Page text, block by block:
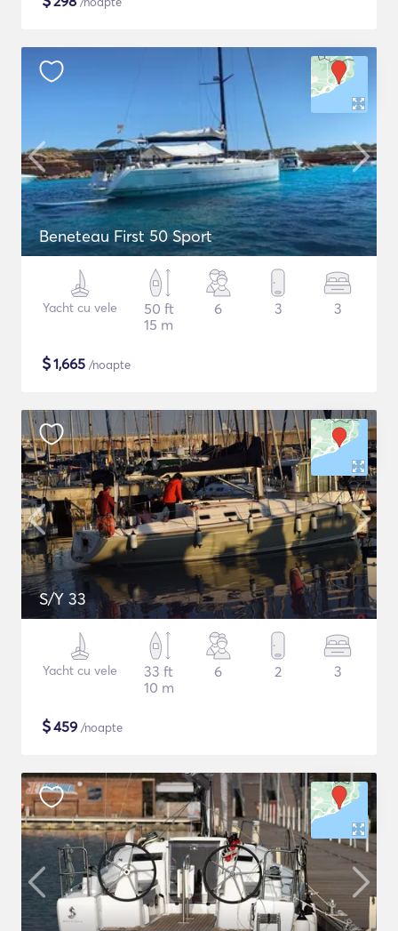
Beneteau First 50 Sport
Yacht cu vele
50 ft
15 m
6 3 3
$1,665 /noapte
S/Y 33
Yacht cu vele
33 ft
10 m
6 2 3
$459 /noapte